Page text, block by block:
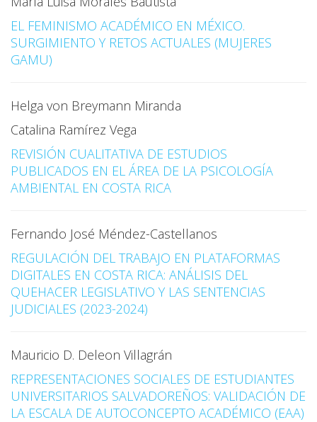
EL FEMINISMO ACADÉMICO EN MÉXICO.
SURGIMIENTO Y RETOS ACTUALES (MUJERES
GAMU)
Helga von Breymann Miranda
Catalina Ramírez Vega
REVISIÓN CUALITATIVA DE ESTUDIOS
PUBLICADOS EN EL ÁREA DE LA PSICOLOGÍA
AMBIENTAL EN COSTA RICA
Fernando José Méndez-Castellanos
REGULACIÓN DEL TRABAJO EN PLATAFORMAS
DIGITALES EN COSTA RICA: ANÁLISIS DEL
QUEHACER LEGISLATIVO Y LAS SENTENCIAS
JUDICIALES (2023-2024)
Mauricio D. Deleon Villagrán
REPRESENTACIONES SOCIALES DE ESTUDIANTES
UNIVERSITARIOS SALVADOREÑOS: VALIDACIÓN DE
LA ESCALA DE AUTOCONCEPTO ACADÉMICO (EAA)